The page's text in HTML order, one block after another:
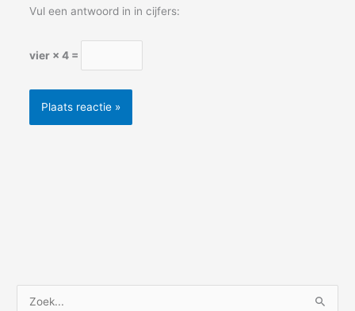
Vul een antwoord in in cijfers:
vier × 4 =